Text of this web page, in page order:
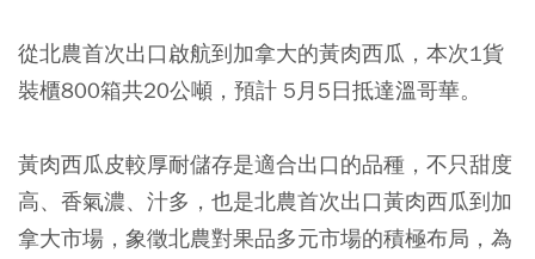
從北農首次出口啟航到加拿大的黃肉西瓜，本次1貨
裝櫃800箱共20公噸，預計 5月5日抵達溫哥華。
黃肉西瓜皮較厚耐儲存是適合出口的品種，不只甜度
高、香氣濃、汁多，也是北農首次出口黃肉西瓜到加
拿大市場，象徵北農對果品多元市場的積極布局，為